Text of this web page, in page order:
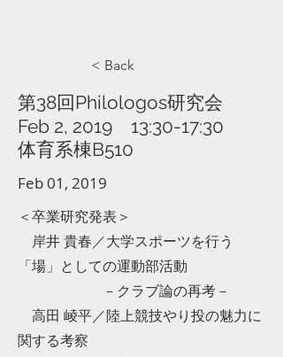
< Back
第38回Philologos研究会
Feb 2, 2019 13:30-17:30
体育系棟B510
Feb 01, 2019
＜卒業研究発表＞
岸井 貴春／大学スポーツを行う
「場」としての運動部活動
－クラブ論の再考－
高田 崚平／陸上競技やり投の魅力に
関する考察